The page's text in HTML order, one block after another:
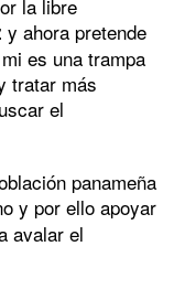
la libre
y ahora pretende
es una trampa
tratar más
el
panameña
y por ello apoyar
avalar el